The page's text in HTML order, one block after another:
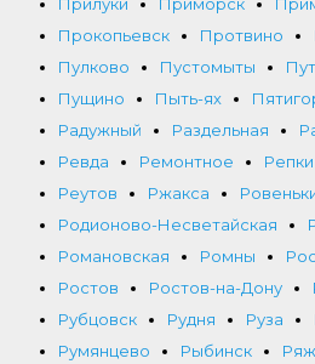
Прокопьевск
Протвино
Пулково
Пустомыты
Пущино
Пыть-ях
Радужный
Раздельная
Ревда
Ремонтное Репки
Реутов
Ржакса
Родионово-Несветайская
Романовская
Ромны
Ростов
Ростов-на-Дону
Рубцовск
Рудня Руза
Румянцево
Рыбинск